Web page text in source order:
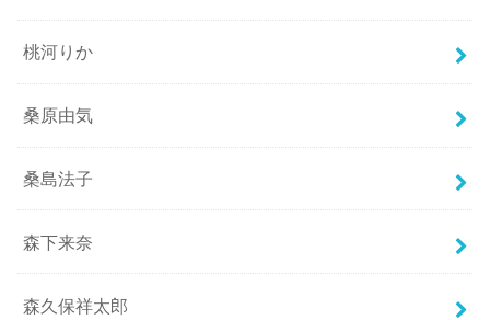
桃河りか
桑原由気
桑島法子
森下来奈
森久保祥太郎